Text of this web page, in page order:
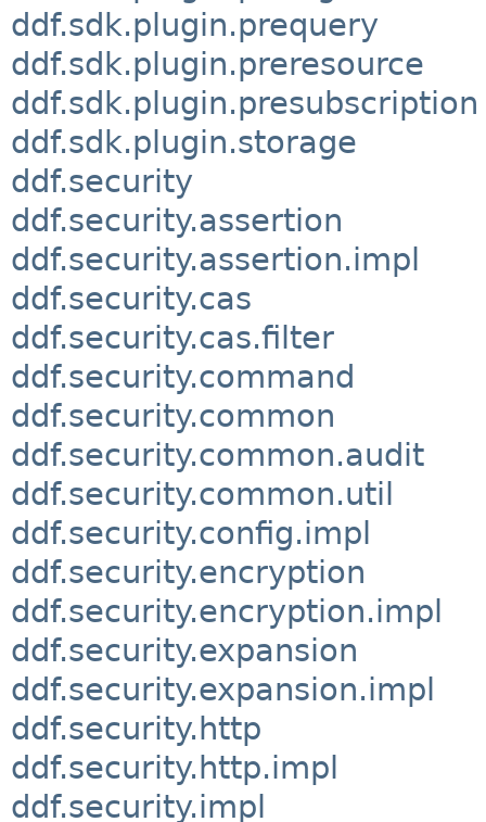
ddf.sdk.plugin.prequery
ddf.sdk.plugin.preresource
ddf.sdk.plugin.presubscription
ddf.sdk.plugin.storage
ddf.security
ddf.security.assertion
ddf.security.assertion.impl
ddf.security.cas
ddf.security.cas.filter
ddf.security.command
ddf.security.common
ddf.security.common.audit
ddf.security.common.util
ddf.security.config.impl
ddf.security.encryption
ddf.security.encryption.impl
ddf.security.expansion
ddf.security.expansion.impl
ddf.security.http
ddf.security.http.impl
ddf.security.impl